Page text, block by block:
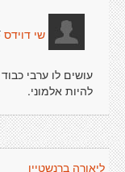
שי דוידס
עושים לו ערבי
להיות אלמוני.
ליאורה ברנשטיין